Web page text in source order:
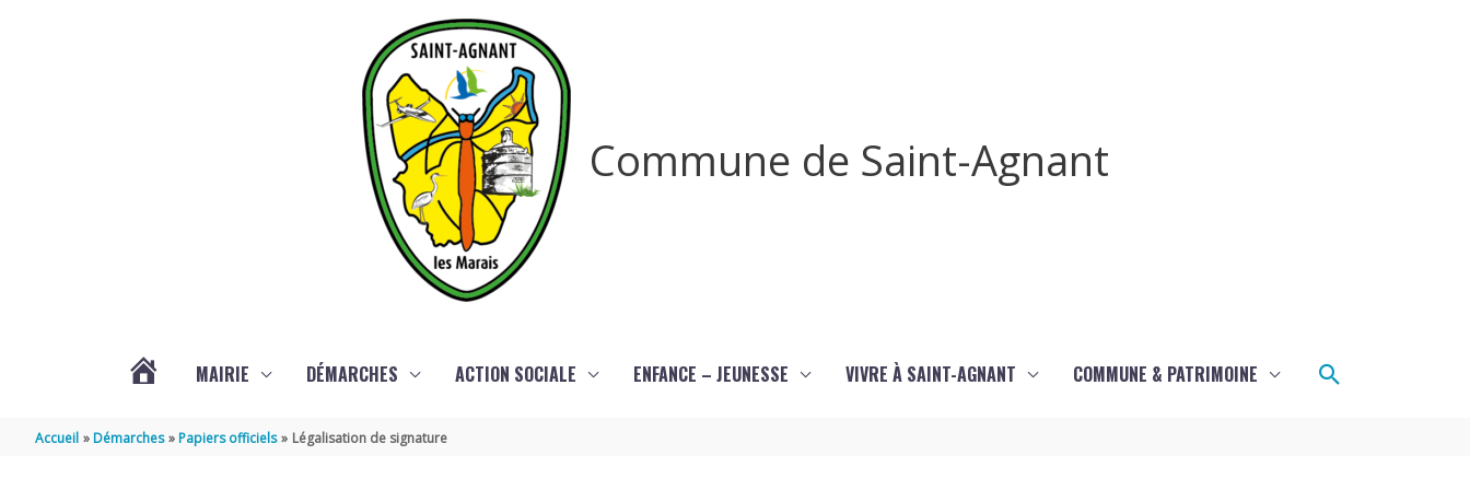
Commune de Saint-Agnant
MAIRIE DÉMARCHES ACTION SOCIALE ENFANCE – JEUNESSE VIVRE À SAINT-AGNANT COMMUNE & PATRIMOINE Rechercher
Accueil Démarches Papiers officiels Légalisation de signature